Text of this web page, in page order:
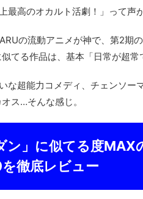
最高のオカルト活劇！」って声
の流動アニメが神で、第2期
てる作品は、基本「日常が超常
な超能力コメディ、チェンソー
ス…そんな感じ。
ン」 に似てる度MAX
を徹底レビュー